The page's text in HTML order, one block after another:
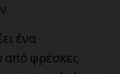
ένα
από φρέσκες